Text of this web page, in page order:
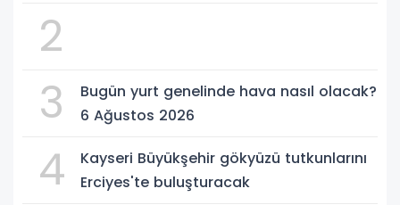
2
3
Bugün yurt genelinde hava nasıl olacak?
6 Ağustos 2026
4
Kayseri Büyükşehir gökyüzü tutkunlarını
Erciyes'te buluşturacak